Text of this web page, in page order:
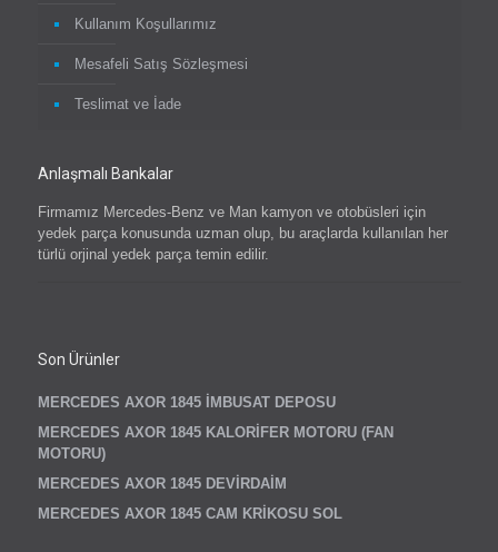
Kullanım Koşullarımız
Mesafeli Satış Sözleşmesi
Teslimat ve İade
Anlaşmalı Bankalar
Firmamız Mercedes-Benz ve Man kamyon ve otobüsleri için
yedek parça konusunda uzman olup, bu araçlarda kullanılan her
türlü orjinal yedek parça temin edilir.
Son Ürünler
MERCEDES AXOR 1845 İMBUSAT DEPOSU
MERCEDES AXOR 1845 KALORİFER MOTORU (FAN
MOTORU)
MERCEDES AXOR 1845 DEVİRDAİM
MERCEDES AXOR 1845 CAM KRİKOSU SOL